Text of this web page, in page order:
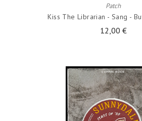
Patch
Kiss The Librarian - Sang -
12,00 €